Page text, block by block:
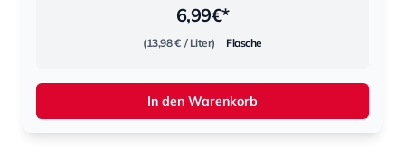
6,99€*
(13,98 € / Liter) Flasche
In den Warenkorb